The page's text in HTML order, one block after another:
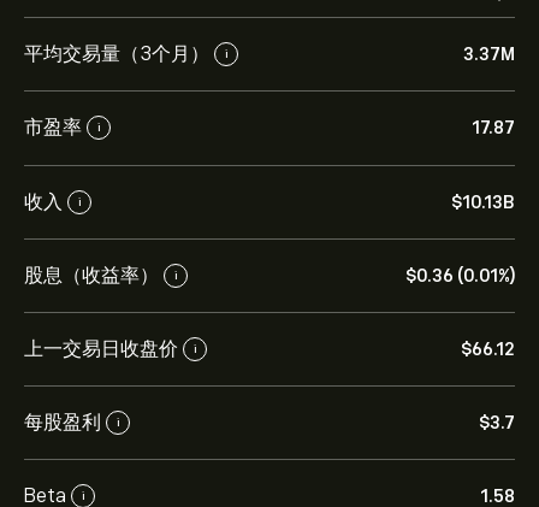
平均交易量（3个月） i 3.37M
市盈率 i 17.87
收入 i ‎$‎10.13B
股息（收益率） i ‎$‎0.36 (0.01%)
上一交易日收盘价 i ‎$‎66.12
每股盈利 i ‎$‎3.7
Beta i 1.58